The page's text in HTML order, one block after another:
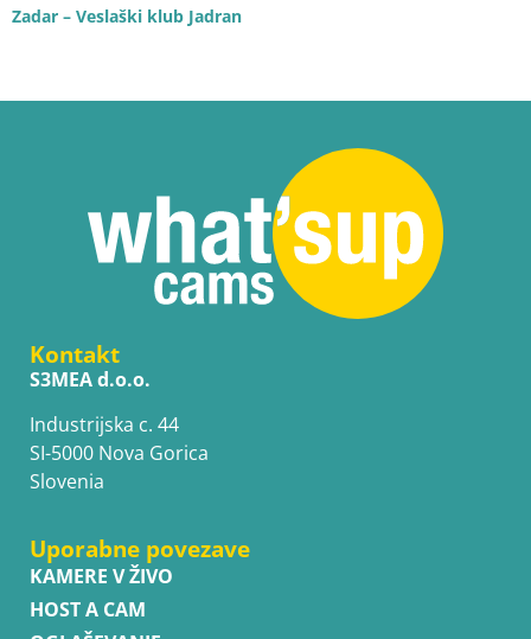
Zadar – Veslaški klub Jadran
Kontakt
S3MEA d.o.o.
Industrijska c. 44
SI-5000 Nova Gorica
Slovenia
Uporabne povezave
KAMERE V ŽIVO
HOST A CAM